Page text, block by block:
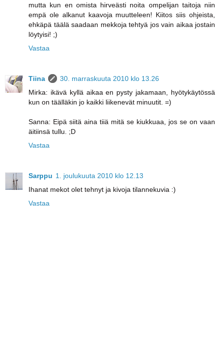
mutta kun en omista hirveästi noita ompelijan taitoja niin
empä ole alkanut kaavoja muutteleen! Kiitos siis ohjeista,
ehkäpä täälä saadaan mekkoja tehtyä jos vain aikaa jostain
löytyisi! ;)
Vastaa
Tiina
30. marraskuuta 2010 klo 13.26
Mirka: ikävä kyllä aikaa en pysty jakamaan, hyötykäytössä
kun on täälläkin jo kaikki liikenevät minuutit. =)
Sanna: Eipä siitä aina tiiä mitä se kiukkuaa, jos se on vaan
äitiinsä tullu. ;D
Vastaa
Sarppu 1. joulukuuta 2010 klo 12.13
Ihanat mekot olet tehnyt ja kivoja tilannekuvia :)
Vastaa